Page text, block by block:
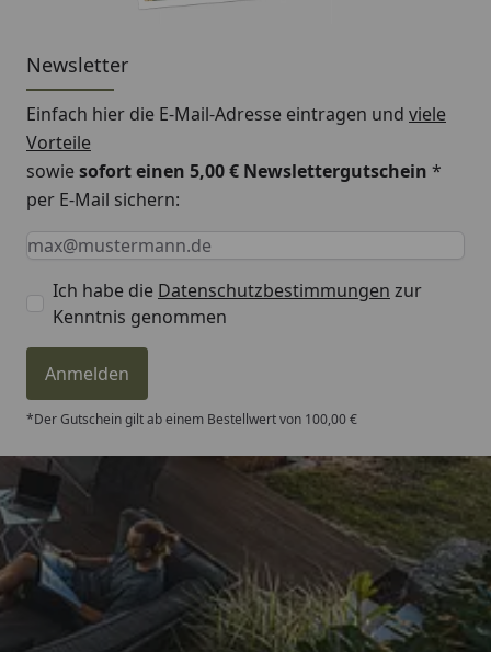
Newsletter
Einfach hier die E-Mail-Adresse eintragen und viele
Vorteile
sowiesofort einen 5,00 € Newslettergutschein *
per E-Mail sichern:
Keine Eingabe erforderlich
Eingabe erforderlich
E-Mail *
Ich habe die Datenschutzbestimmungen zur
Kenntnis genommen
Anmelden
*Der Gutschein gilt ab einem Bestellwert von 100,00 €
Trusted Shops
4,81/ 5